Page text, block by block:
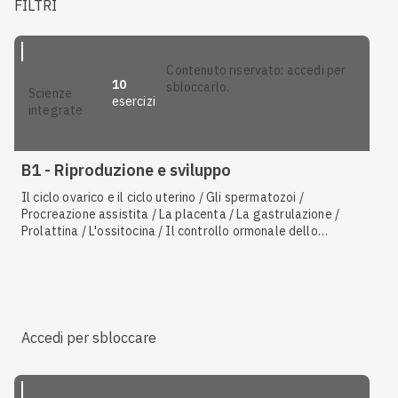
FILTRI
scienze
integrate
10
esercizi
contenuto riservato: accedi per
sbloccarlo.
B1 - Riproduzione e sviluppo
Il ciclo ovarico e il ciclo uterino / Gli spermatozoi /
Procreazione assistita / La placenta / La gastrulazione /
Prolattina / L'ossitocina / Il controllo ormonale dello
Accedi per sbloccare